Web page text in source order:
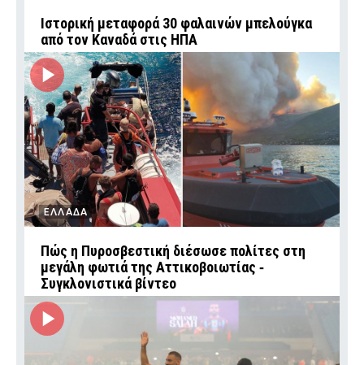
Ιστορική μεταφορά 30 φαλαινών μπελούγκα
από τον Καναδά στις ΗΠΑ
ΕΛΛΑΔΑ
Πώς η Πυροσβεστική διέσωσε πολίτες στη
μεγάλη φωτιά της Αττικοβοιωτίας ‑
Συγκλονιστικά βίντεο